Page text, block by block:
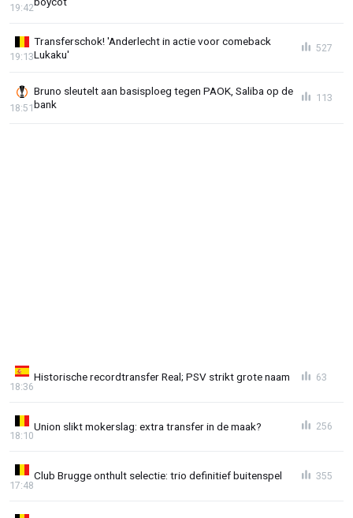
19:42
Transferschok! 'Anderlecht in actie voor comeback
Lukaku'
19:13
527
Bruno sleutelt aan basisploeg tegen PAOK, Saliba op de
bank
18:51
113
Historische recordtransfer Real; PSV strikt grote naam
18:36
63
Union slikt mokerslag: extra transfer in de maak?
18:10
256
Club Brugge onthult selectie: trio definitief buitenspel
17:48
355